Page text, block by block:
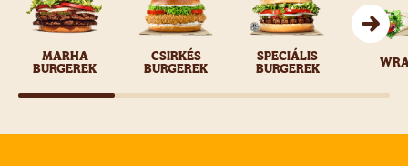
Merülj el újra extrán sajtos
duónkban!
MARHA
BURGEREK
CSIRKÉS
BURGEREK
SPECIÁLIS
BURGEREK